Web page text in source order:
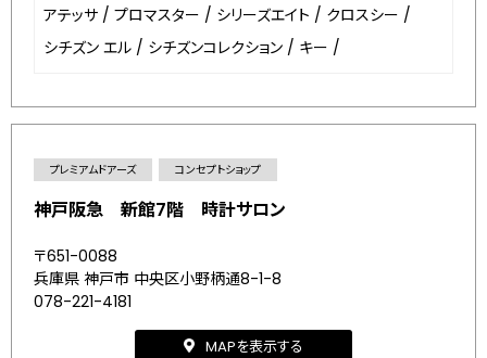
アテッサ / プロマスター / シリーズエイト / クロスシー /
シチズン エル / シチズンコレクション / キー /
プレミアムドアーズ コンセプトショップ
神戸阪急 新館7階 時計サロン
〒651-0088
兵庫県 神戸市 中央区小野柄通8-1-8
078-221-4181
MAPを表示する